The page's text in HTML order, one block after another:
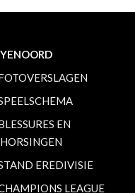
EN
EREDIVISIE
LEAGUE